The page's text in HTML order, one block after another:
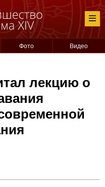
Фото Видео
лекцию о